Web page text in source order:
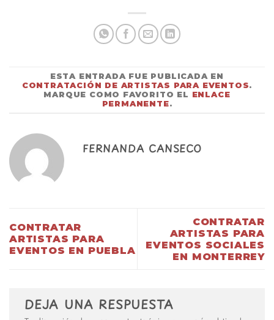
ESTA ENTRADA FUE PUBLICADA EN
CONTRATACIÓN DE ARTISTAS PARA EVENTOS.
MARQUE COMO FAVORITO EL ENLACE
PERMANENTE.
FERNANDA CANSECO
CONTRATAR
ARTISTAS PARA
EVENTOS EN PUEBLA
CONTRATAR
ARTISTAS PARA
EVENTOS SOCIALES
EN MONTERREY
DEJA UNA RESPUESTA